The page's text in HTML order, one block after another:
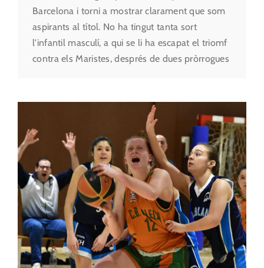
Barcelona i torni a mostrar clarament que som
aspirants al títol. No ha tingut tanta sort
l'infantil masculí, a qui se li ha escapat el triomf
contra els Maristes, després de dues pròrrogues